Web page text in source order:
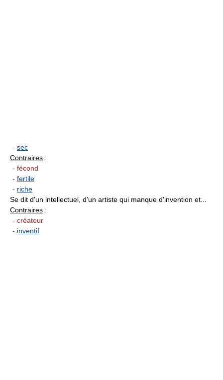
- sec
Contraires :
- fécond
- fertile
- riche
Se dit d'un intellectuel, d'un artiste qui manque d'invention et...
Contraires :
- créateur
- inventif